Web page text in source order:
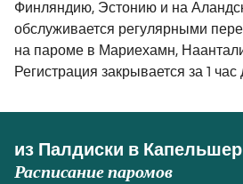
Финляндию, Эстонию и на
обслуживается регулярными
на пароме в Мариехамн,
Регистрация закрывается за 1 час
из Палдиски в Капельшер
Расписание паромов